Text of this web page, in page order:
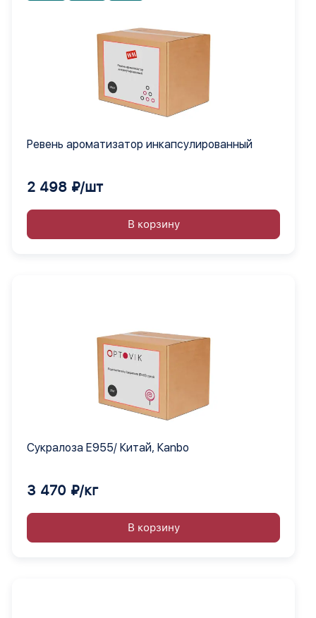
Ревень ароматизатор инкапсулированный
2 498 ₽/шт
В корзину
Сукралоза Е955/ Китай, Кanbo
3 470 ₽/кг
В корзину